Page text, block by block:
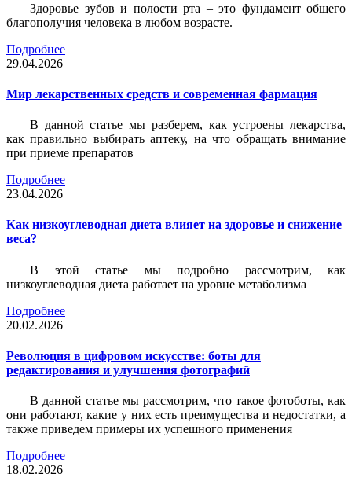
Здоровье зубов и полости рта – это фундамент общего
благополучия человека в любом возрасте.
Подробнее
29.04.2026
Мир лекарственных средств и современная фармация
В данной статье мы разберем, как устроены лекарства,
как правильно выбирать аптеку, на что обращать внимание
при приеме препаратов
Подробнее
23.04.2026
Как низкоуглеводная диета влияет на здоровье и снижение
веса?
В этой статье мы подробно рассмотрим, как
низкоуглеводная диета работает на уровне метаболизма
Подробнее
20.02.2026
Революция в цифровом искусстве: боты для
редактирования и улучшения фотографий
В данной статье мы рассмотрим, что такое фотоботы, как
они работают, какие у них есть преимущества и недостатки, а
также приведем примеры их успешного применения
Подробнее
18.02.2026